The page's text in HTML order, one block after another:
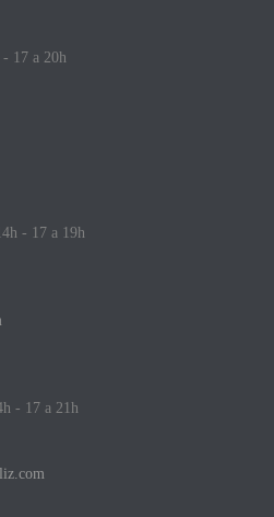
- 17 a 20h
- 17 a 19h
- 17 a 21h